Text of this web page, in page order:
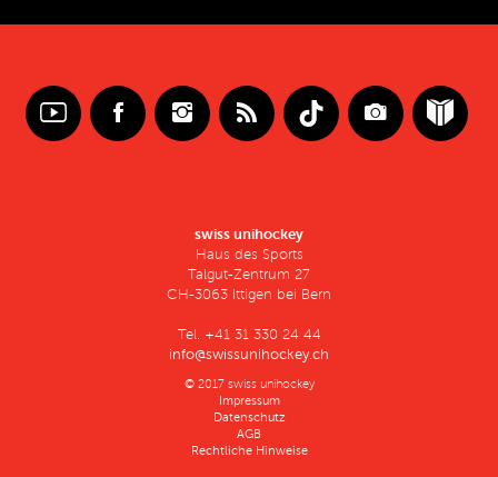
swiss unihockey
Haus des Sports
Talgut-Zentrum 27
CH-3063 Ittigen bei Bern
Tel. +41 31 330 24 44
info@swissunihockey.ch
© 2017 swiss unihockey
Impressum
Datenschutz
AGB
Rechtliche Hinweise